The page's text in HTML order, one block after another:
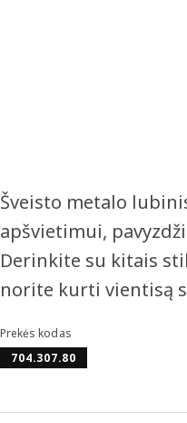
Šveisto metalo
apšvietimui,
Derinkite su kitais
norite kurti vientisą
Prekės kodas
704.307.80